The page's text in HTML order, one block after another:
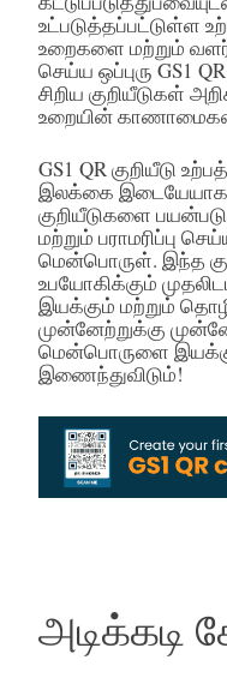
உட்படுத்தப்பட்டுள்ள
உறைகளை மற்றும்
செய்ய ஒப்புரு GS1
சிறிய குறியீடுகள்
உறையின்
GS1 QR குறியீடு
இலக்கை இடையேயாக
குறியீடுகளை
மற்றும் பராமரிப்பு
மென்பொருள். இந்த
உபயோகிக்கும்
இயக்கும் மற்றும்
முன்னேற்றுக்கு
மென்பொருளை
இணைந்துவிடும்!
அடிக்கடி